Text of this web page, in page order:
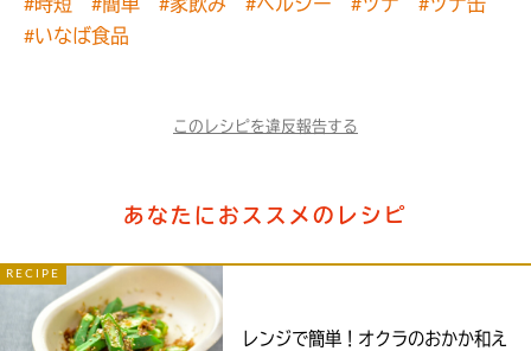
#時短 #簡単 #家飲み #ヘルシー #ツナ
#ツナ缶
#いなば食品
このレシピを違反報告する
あなたにおススメのレシピ
RECIPE
レンジで簡単！オクラのおかか和え